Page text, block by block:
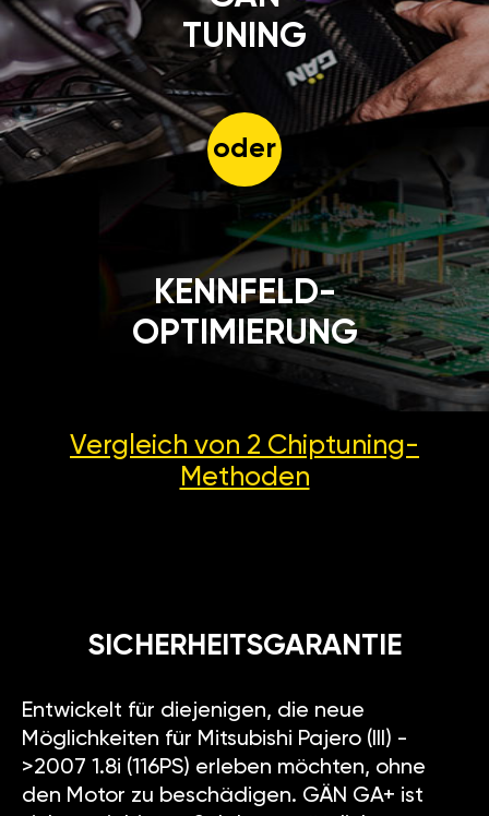
TUNING
oder
KENNFELD-
OPTIMIERUNG
Vergleich von 2 Chiptuning-
Methoden
SICHERHEITSGARANTIE
Entwickelt für diejenigen, die neue
Möglichkeiten für Mitsubishi Pajero (III) -
>2007 1.8i (116PS) erleben möchten, ohne
den Motor zu beschädigen. GÄN GA+ ist